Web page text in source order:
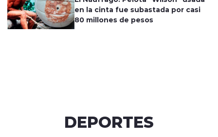
en la cinta fue subastada por casi
80 millones de pesos
DEPORTES